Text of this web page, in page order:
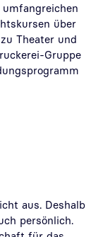
umfangreichen
über
Theater und
Gruppe
aus. Deshalb
persönlich.